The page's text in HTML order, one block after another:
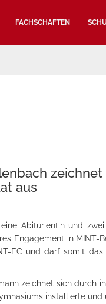
FACHSCHAFTEN
aus
Abiturientin und
Engagement in MINT-
EC und darf somit
zeichnet sich durch
installierte